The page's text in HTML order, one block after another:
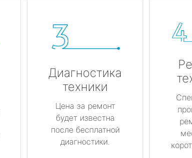
Диагностика
техники
Цена за ремонт
будет известна
после бесплатной
диагностики.